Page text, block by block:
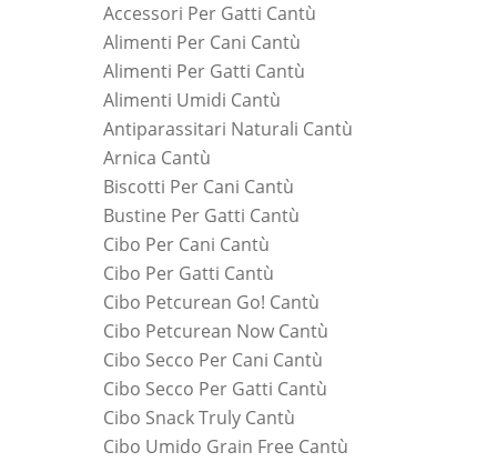
Accessori Per Gatti Cantù
Alimenti Per Cani Cantù
Alimenti Per Gatti Cantù
Alimenti Umidi Cantù
Antiparassitari Naturali Cantù
Arnica Cantù
Biscotti Per Cani Cantù
Bustine Per Gatti Cantù
Cibo Per Cani Cantù
Cibo Per Gatti Cantù
Cibo Petcurean Go! Cantù
Cibo Petcurean Now Cantù
Cibo Secco Per Cani Cantù
Cibo Secco Per Gatti Cantù
Cibo Snack Truly Cantù
Cibo Umido Grain Free Cantù